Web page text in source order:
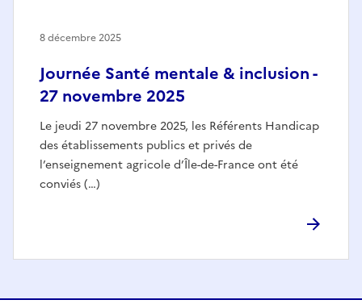
Journée Santé mentale & inclusion -
27 novembre 2025
Le jeudi 27 novembre 2025, les Référents Handicap
des établissements publics et privés de
l’enseignement agricole d’Île-de-France ont été
conviés (…)
8 décembre 2025